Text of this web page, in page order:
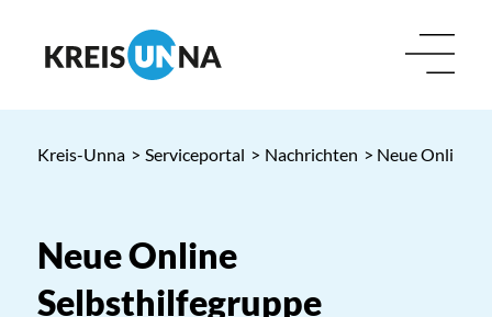
Kreis-Unna > Serviceportal > Nachrichten > Neue Online
Neue Online
Selbsthilfegruppe